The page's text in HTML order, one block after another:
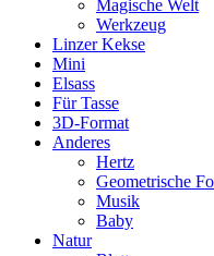
Magische Welt
Werkzeug
Linzer Kekse
Mini
Elsass
Für Tasse
3D-Format
Anderes
Hertz
Geometrische
Musik
Baby
Natur